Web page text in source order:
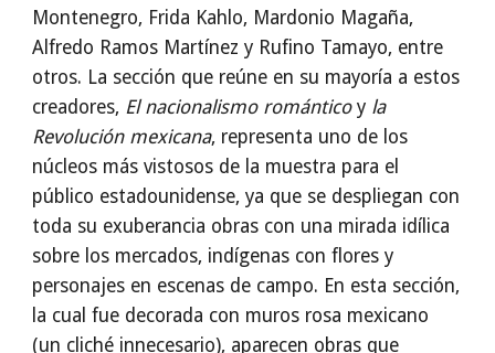
Montenegro, Frida Kahlo, Mardonio Magaña,
Alfredo Ramos Martínez y Rufino Tamayo, entre
otros. La sección que reúne en su mayoría a estos
creadores, El nacionalismo románticoy la
Revolución mexicana, representa uno de los
núcleos más vistosos de la muestra para el
público estadounidense, ya que se despliegan con
toda su exuberancia obras con una mirada idílica
sobre los mercados, indígenas con flores y
personajes en escenas de campo. En esta sección,
la cual fue decorada con muros rosa mexicano
(un cliché innecesario), aparecen obras que